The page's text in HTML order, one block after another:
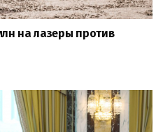
на лазеры против